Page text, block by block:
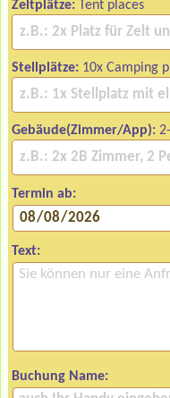
Zeltplätze: Tent places
Stellplätze: 10x Camping
Gebäude(Zimmer/App):
Termin ab:
Text:
Buchung Name: